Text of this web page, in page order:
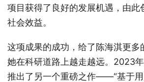
项目获得了良好的发展机遇，由此
社会效益。
这项成果的成功，给了陈海淇更多
她在科研道路上越走越远。2023
推出了另一个重磅之作——“基于用